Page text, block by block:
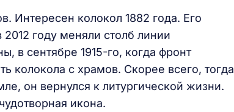
Интересен колокол 1882 года. Его
году меняли столб линии
в сентябре 1915-го, когда фронт
колокола с храмов. Скорее всего, тогда
он вернулся к литургической жизни.
икона.